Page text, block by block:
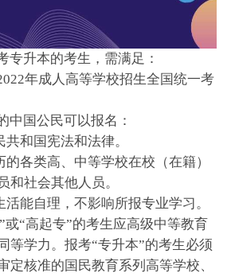
专升本的考生，需满足：
年成人高等学校招生全国统一考
中国公民可以报名：
和国宪法和法律。
的各类高、中等学校在校（在籍）
和社会其他人员。
活能自理，不影响所报专业学习。
或“高起专”的考生应高级中等教育
等学力。报考“专升本”的考生必须
定核准的国民教育系列高等学校、